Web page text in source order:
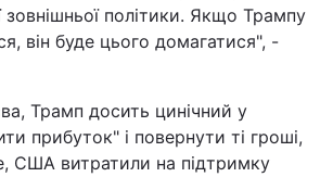
зовнішньої політики. Якщо Трампу
він буде цього домагатися", -
Трамп досить цинічний у
прибуток" і повернути ті гроші,
США витратили на підтримку